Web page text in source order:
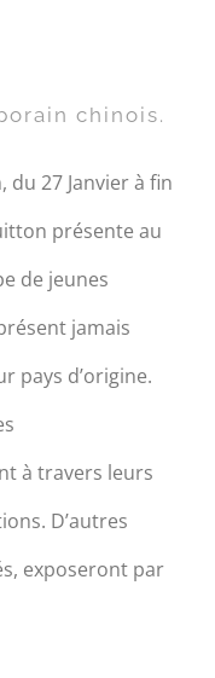
chinois.
27 Janvier à fin
présente au
de jeunes
jamais
pays d’origine.
à travers leurs
D’autres
exposeront par